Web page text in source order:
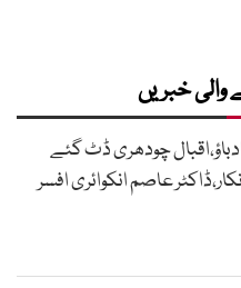
والی خبریں
چودھری ڈٹ گئے
عاصم انکوائری افسر